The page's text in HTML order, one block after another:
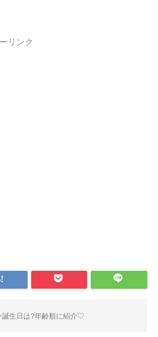
リンク
誕生日は?年齢順に紹介♡